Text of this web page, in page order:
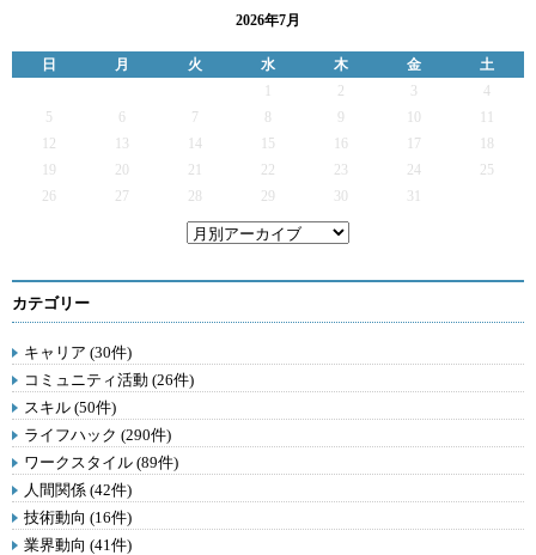
2026年7月
日 月 火 水 木 金
土
2 3
4
5
6 7 9
12
13 14 15 16 17
19
20 21 22 23 24
25
26
27 28 29 30 31
カテゴリー
キャリア (30件)
コミュニティ活動 (26件)
スキル (50件)
ライフハック (290件)
ワークスタイル (89件)
人間関係 (42件)
技術動向 (16件)
業界動向 (41件)